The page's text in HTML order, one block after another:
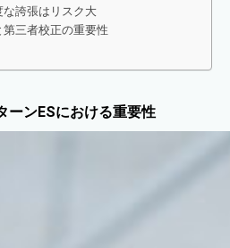
誇張はリスク大
三者校正の重要性
ーンESにおける重要性